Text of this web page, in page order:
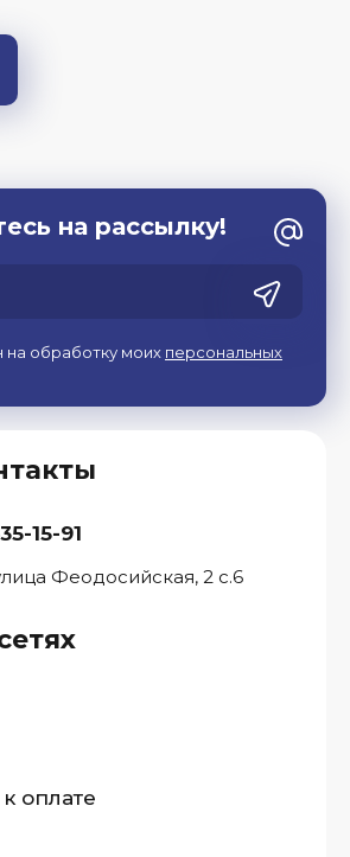
15-91
Феодосийская, 2 с.6
оплате
на рассылку!
на обработку моих персональных